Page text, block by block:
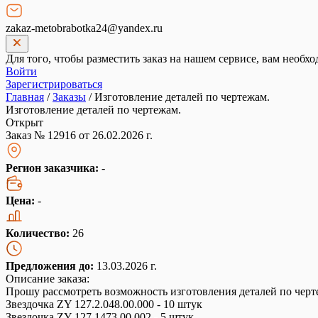
zakaz-metobrabotka24@yandex.ru
Для того, чтобы разместить заказ на нашем сервисе, вам
Войти
Зарегистрироваться
Главная /Заказы /Изготовление деталей по чертежам.
Изготовление деталей по чертежам.
Открыт
Заказ № 12916 от 26.02.2026 г.
Регион заказчика: -
Цена: -
Количество: 26
Предложения до: 13.03.2026 г.
Описание заказа:
Прошу рассмотреть возможность изготовления деталей по
Звездочка ZY 127.2.048.00.000 - 10 штук